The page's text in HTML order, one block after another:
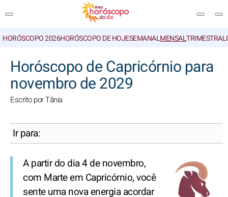
HORÓSCOPO 2026HORÓSCOPO DE HOJESEMANALMENSALTRIMESTRAL
Horóscopo de Capricórnio para
novembro de 2029
Escrito por Tânia
Ir para:
A partir do dia 4 de novembro,
com Marte em Capricórnio, você
sente uma nova energia acordar